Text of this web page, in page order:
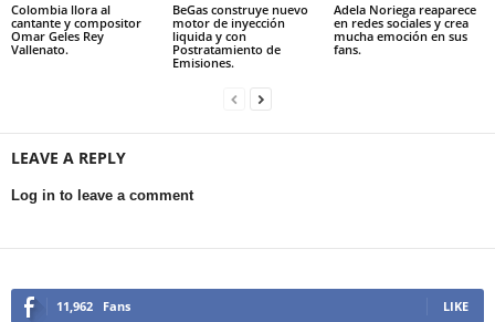
Colombia llora al
cantante y compositor
Omar Geles Rey
Vallenato.
BeGas construye nuevo
motor de inyección
liquida y con
Postratamiento de
Emisiones.
Adela Noriega reaparece
en redes sociales y crea
mucha emoción en sus
fans.
LEAVE A REPLY
Log in to leave a comment
11,962 Fans LIKE